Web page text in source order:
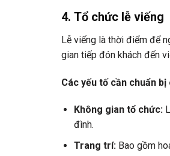
4. Tổ chức lễ viếng
Lễ viếng là thời điểm để
gian tiếp đón khách đến
Các yếu tố cần chuẩn
Không gian tổ chức:
đình.
Trang trí:Bao gồm